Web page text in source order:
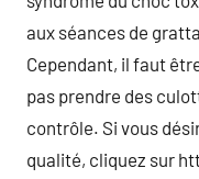
aux séances de
Cependant, il faut
pas prendre des
contrôle. Si vous
qualité, cliquez sur